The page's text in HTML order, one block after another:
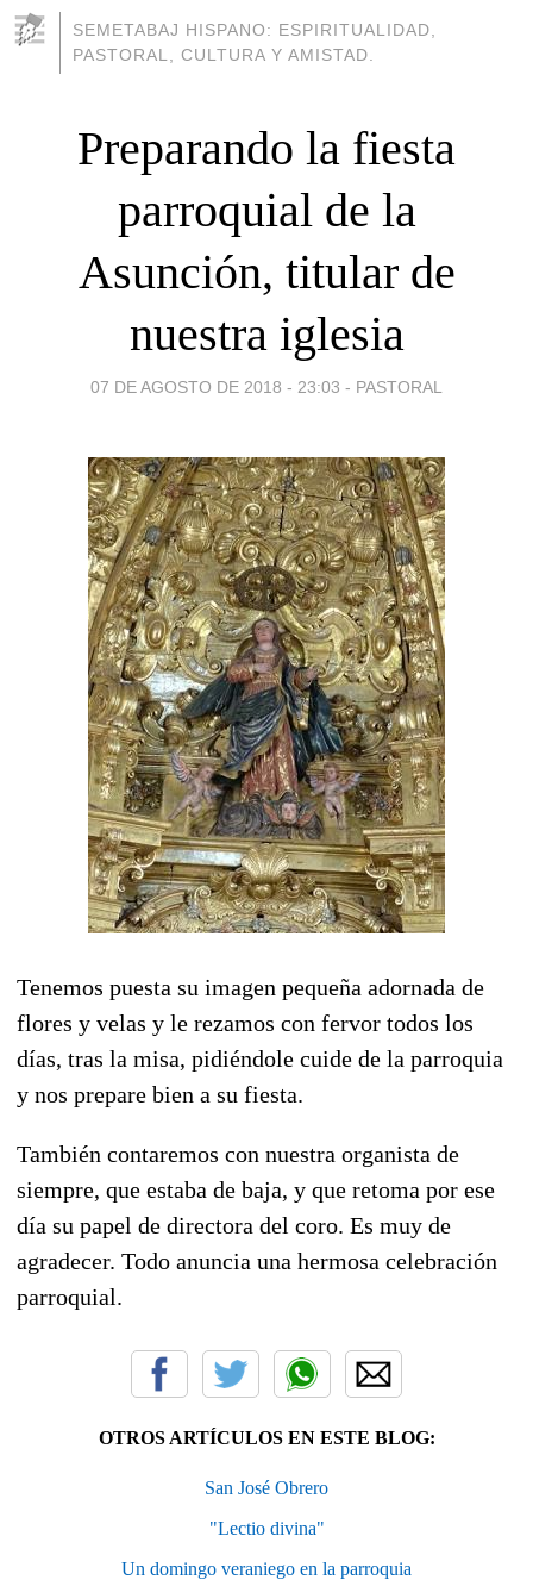
SEMETABAJ HISPANO: ESPIRITUALIDAD,
PASTORAL, CULTURA Y AMISTAD.
Preparando la fiesta
parroquial de la
Asunción, titular de
nuestra iglesia
07 DE AGOSTO DE 2018 - 23:03 - PASTORAL
Tenemos puesta su imagen pequeña adornada de
flores y velas y le rezamos con fervor todos los
días, tras la misa, pidiéndole cuide de la parroquia
y nos prepare bien a su fiesta.
También contaremos con nuestra organista de
siempre, que estaba de baja, y que retoma por ese
día su papel de directora del coro. Es muy de
agradecer. Todo anuncia una hermosa celebración
parroquial.
OTROS ARTÍCULOS EN ESTE BLOG:
San José Obrero
"Lectio divina"
Un domingo veraniego en la parroquia